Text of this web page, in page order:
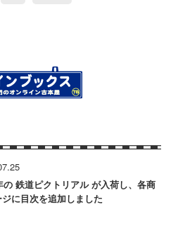
の 鉄道ピクトリアル が入荷し、各商
に目次を追加しました